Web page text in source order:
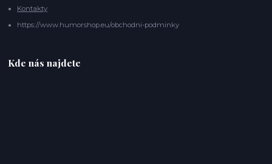
Kontakty
https://www.humorshop.eu/obchodni-podminky
Kde nás najdete